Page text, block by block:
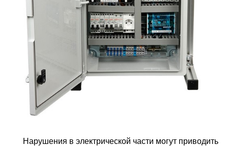
Нарушения в электрической части могут приводить